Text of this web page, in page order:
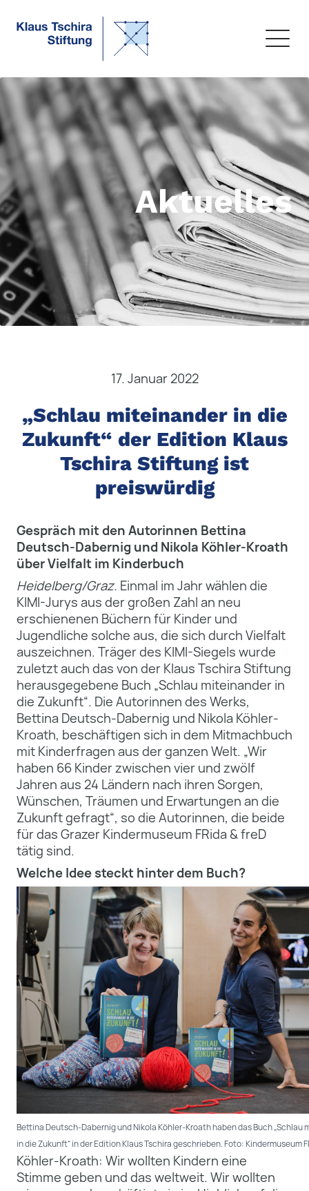
Aktuelles
17. Januar 2022
„Schlau miteinander in die
Zukunft“ der Edition Klaus
Tschira Stiftung ist
preiswürdig
Gespräch mit den Autorinnen Bettina
Deutsch-Dabernig und Nikola Köhler-Kroath
über Vielfalt im Kinderbuch
Heidelberg/Graz. Einmal im Jahr wählen die
KIMI-Jurys aus der großen Zahl an neu
erschienenen Büchern für Kinder und
Jugendliche solche aus, die sich durch Vielfalt
auszeichnen. Träger des KIMI-Siegels wurde
zuletzt auch das von der Klaus Tschira Stiftung
herausgegebene Buch „Schlau miteinander in
die Zukunft“. Die Autorinnen des Werks,
Bettina Deutsch-Dabernig und Nikola Köhler-
Kroath, beschäftigen sich in dem Mitmachbuch
mit Kinderfragen aus der ganzen Welt. „Wir
haben 66 Kinder zwischen vier und zwölf
Jahren aus 24 Ländern nach ihren Sorgen,
Wünschen, Träumen und Erwartungen an die
Zukunft gefragt“, so die Autorinnen, die beide
für das Grazer Kindermuseum FRida & freD
tätig sind.
Welche Idee steckt hinter dem Buch?
Bettina Deutsch-Dabernig und Nikola Köhler-Kroath haben das Buch „Schlau
in die Zukunft“ in der Edition Klaus Tschira geschrieben. Foto: Kindermuseum
Köhler-Kroath: Wir wollten Kindern eine
Stimme geben und das weltweit. Wir wollten